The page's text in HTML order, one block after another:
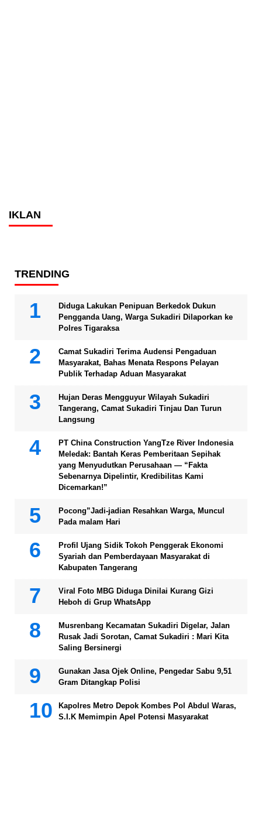
IKLAN
TRENDING
Diduga Lakukan Penipuan Berkedok Dukun
Pengganda Uang, Warga Sukadiri Dilaporkan ke
Polres Tigaraksa
Camat Sukadiri Terima Audensi Pengaduan
Masyarakat, Bahas Menata Respons Pelayan
Publik Terhadap Aduan Masyarakat
Hujan Deras Mengguyur Wilayah Sukadiri
Tangerang, Camat Sukadiri Tinjau Dan Turun
Langsung
PT China Construction YangTze River Indonesia
Meledak: Bantah Keras Pemberitaan Sepihak
yang Menyudutkan Perusahaan — “Fakta
Sebenarnya Dipelintir, Kredibilitas Kami
Dicemarkan!”
Pocong”Jadi-jadian Resahkan Warga, Muncul
Pada malam Hari
Profil Ujang Sidik Tokoh Penggerak Ekonomi
Syariah dan Pemberdayaan Masyarakat di
Kabupaten Tangerang
Viral Foto MBG Diduga Dinilai Kurang Gizi
Heboh di Grup WhatsApp
Musrenbang Kecamatan Sukadiri Digelar, Jalan
Rusak Jadi Sorotan, Camat Sukadiri : Mari Kita
Saling Bersinergi
Gunakan Jasa Ojek Online, Pengedar Sabu 9,51
Gram Ditangkap Polisi
Kapolres Metro Depok Kombes Pol Abdul Waras,
S.I.K Memimpin Apel Potensi Masyarakat